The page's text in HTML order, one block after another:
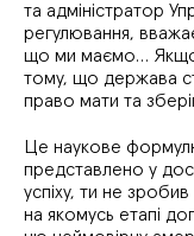
та адміністратор
регулювання,
що ми маємо… Якщо
тому, що держава
право мати та
Це наукове
представлено у
успіху, ти не
на якомусь етапі